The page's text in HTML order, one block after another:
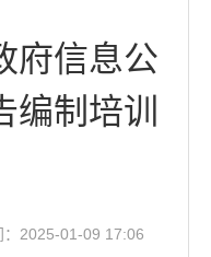
府信息公
编制培训
：2025-01-09 17:06